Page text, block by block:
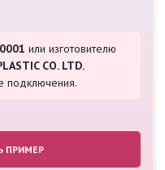
или изготовителю
CO. LTD.
подключения.
ПРИМЕР